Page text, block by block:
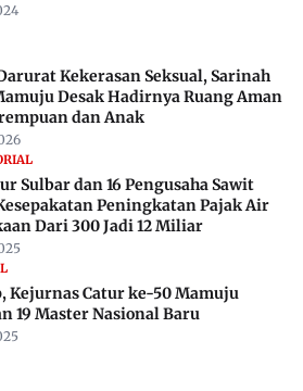
Kekerasan Seksual, Sarinah
Desak Hadirnya Ruang Aman
dan Anak
Sulbar dan 16 Pengusaha Sawit
Peningkatan Pajak Air
Dari 300 Jadi 12 Miliar
Kejurnas Catur ke-50 Mamuju
19 Master Nasional Baru